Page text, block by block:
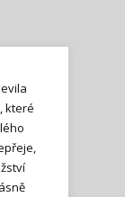
které